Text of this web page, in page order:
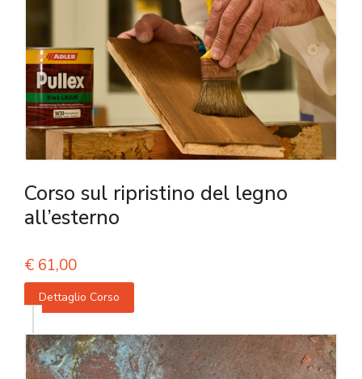
Corso sul ripristino del legno
all’esterno
€ 61,00
Dettaglio Corso